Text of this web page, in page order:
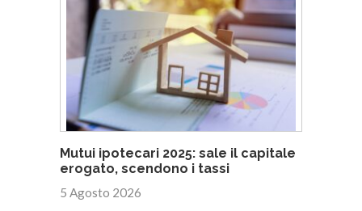
Mutui ipotecari 2025: sale il capitale
erogato, scendono i tassi
5 Agosto 2026